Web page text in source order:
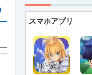
スマホアプリ